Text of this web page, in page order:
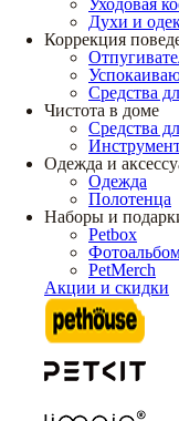
Уходовая
Духи и
Коррекция
Средства
Чистота в доме
Средства
Одежда и
Одежда
Полотенца
Наборы и
Petbox
PetMerch
Акции и скидки